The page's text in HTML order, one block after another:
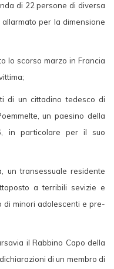
di 22 persone di diversa
per la dimensione
lo scorso marzo in Francia
di un cittadino tedesco di
un paesino della
in particolare per il suo
un transessuale residente
a terribili sevizie e
di minori adolescenti e pre-
il Rabbino Capo della
di un membro di